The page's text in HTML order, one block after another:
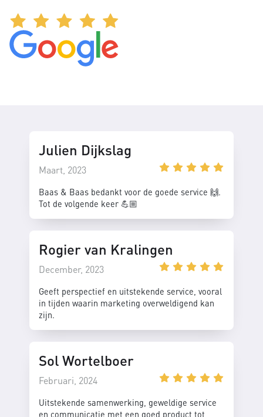
Julien Dijkslag
Maart, 2023
Baas & Baas bedankt voor de goede service 🙌.
Tot de volgende keer 💪🏼
Rogier van Kralingen
December, 2023
Geeft perspectief en uitstekende service, vooral
in tijden waarin marketing overweldigend kan
zijn.
Sol Wortelboer
Februari, 2024
Uitstekende samenwerking, geweldige service
en communicatie met een goed product tot